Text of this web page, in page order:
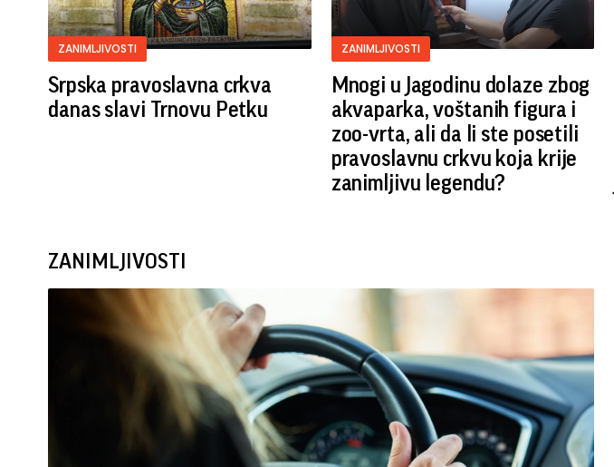
ZANIMLJIVOSTI
Srpska pravoslavna crkva
danas slavi Trnovu Petku
ZANIMLJIVOSTI
Mnogi u Jagodinu dolaze zbog
akvaparka, voštanih figura i
zoo-vrta, ali da li ste posetili
pravoslavnu crkvu koja krije
zanimljivu legendu?
ZANIMLJIVOSTI